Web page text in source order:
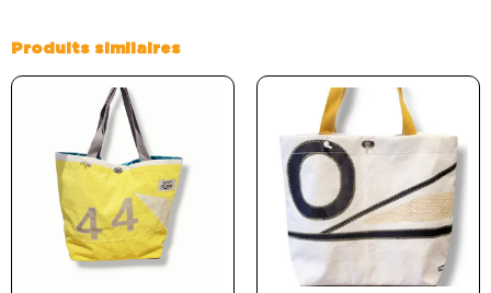
Produits similaires